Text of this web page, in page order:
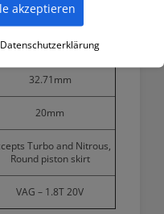
9.5:1
-7cm3
32.71mm
20mm
Turbo and Nitrous,
Round piston skirt
VAG – 1.8T 20V
akzeptieren
Datenschutzerklärung